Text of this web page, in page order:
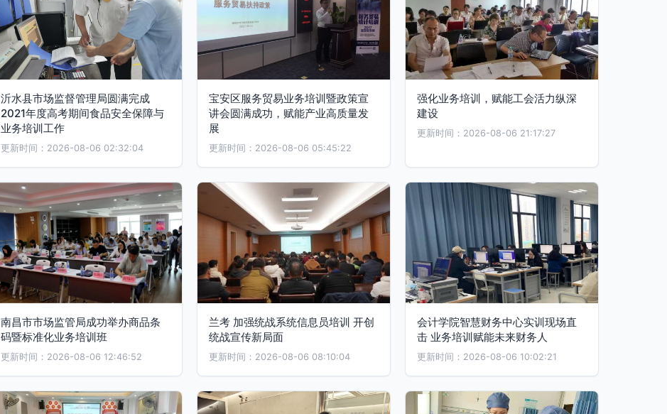
沂水县市场监督管理局圆满完成
2021年度高考期间食品安全保障与
业务培训工作
更新时间：2026-08-06 02:32:04
宝安区服务贸易业务培训暨政策宣
讲会圆满成功，赋能产业高质量发
展
更新时间：2026-08-06 05:45:22
强化业务培训，赋能工会活力纵深
建设
更新时间：2026-08-06 21:17:27
南昌市市场监管局成功举办商品条
码暨标准化业务培训班
更新时间：2026-08-06 12:46:52
兰考 加强统战系统信息员培训 开创
统战宣传新局面
更新时间：2026-08-06 08:10:04
会计学院智慧财务中心实训现场直
击 业务培训赋能未来财务人
更新时间：2026-08-06 10:02:21